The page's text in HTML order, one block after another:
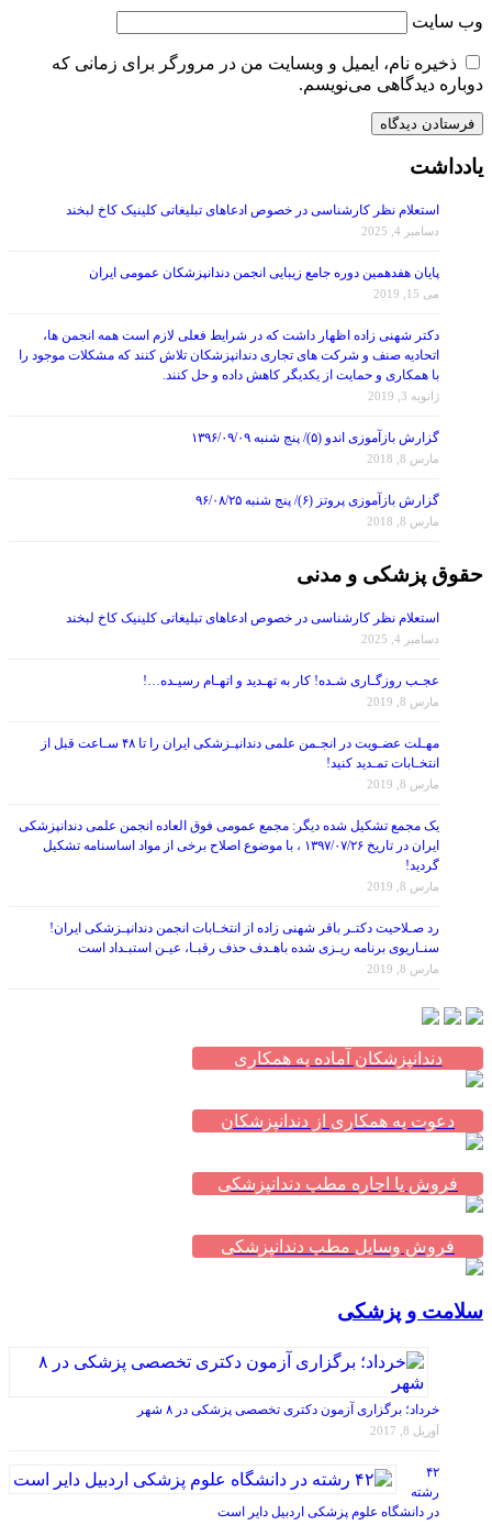
وب‌ سایت
ذخیره نام، ایمیل و وبسایت من در مرورگر برای زمانی که
دوباره دیدگاهی می‌نویسم.
یادداشت
استعلام نظر کارشناسی در خصوص ادعاهای تبلیغاتی کلینیک کاخ لبخند
دسامبر 4, 2025
پایان هفدهمین دوره جامع زیبایی انجمن دندانپزشکان عمومی ایران
می 15, 2019
دکتر شهنی زاده اظهار داشت که در شرایط فعلی لازم است همه انجمن ها،
اتحادیه صنف و شرکت های تجاری دندانپزشکان تلاش کنند که مشکلات موجود را
با همکاری و حمایت از یکدیگر کاهش داده و حل کنند.
ژانویه 3, 2019
گزارش بازآموزی اندو (۵)/ پنج شنبه ۱۳۹۶/۰۹/۰۹
مارس 8, 2018
گزارش بازآموزی پروتز (۶)/ پنج شنبه ۹۶/۰۸/۲۵
مارس 8, 2018
حقوق پزشکی و مدنی
استعلام نظر کارشناسی در خصوص ادعاهای تبلیغاتی کلینیک کاخ لبخند
دسامبر 4, 2025
عجـب روزگـاری شـده! کار به تهـدید و اتهـام رسیـده…!
مارس 8, 2019
مهـلت عضـویت در انجـمن علمی دندانپـزشکی ایران را تا ۴۸ سـاعت قبل از
انتخـابات تمـدید کنید!
مارس 8, 2019
یک مجمع تشکیل شده دیگر: مجمع عمومی فوق العاده انجمن علمی دندانپزشکی
ایران در تاریخ ۱۳۹۷/۰۷/۲۶ ، با موضوع اصلاح برخی از مواد اساسنامه تشکیل
گردید!
مارس 8, 2019
رد صـلاحیت دکتـر باقر شهنی زاده از انتخـابات انجمن دندانپـزشکی ایران!
سنـاریوی برنامه ریـزی شده باهـدف حذف رقبـا، عیـن استبـداد است
مارس 8, 2019
دندانپزشکان آماده به همکاری
دعوت به همکاری از دندانپزشکان
فروش یا اجاره مطب دندانپزشکی
فروش وسایل مطب دندانپزشکی
سلامت و پزشکی
خرداد؛ برگزاری آزمون دکتری تخصصی پزشکی در ۸ شهر
آوریل 8, 2017
۴۲
رشته
در دانشگاه علوم پزشکی اردبیل دایر است